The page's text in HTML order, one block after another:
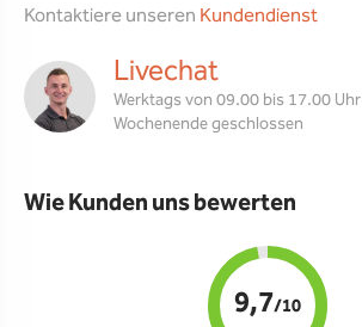
Kontaktiere unseren Kundendienst
Livechat
Werktags von 09.00 bis 17.00 Uhr
Wochenende geschlossen
Wie Kunden uns bewerten
9,7/10